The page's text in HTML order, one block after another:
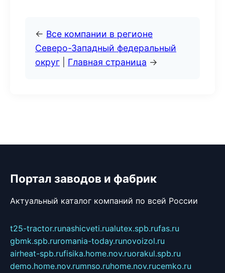
← Все компании в регионе
Северо-Западный федеральный
округ
Главная страница →
Портал заводов и фабрик
Актуальный каталог компаний по всей России
t25-tractor.runashicveti.rualutex.spb.rufas.ru
gbmk.spb.ruromania-today.runovoizol.ru
airheat-spb.rufisika.home.nov.ruorakul.spb.ru
demo.home.nov.rumnso.ruhome.nov.rucemko.ru